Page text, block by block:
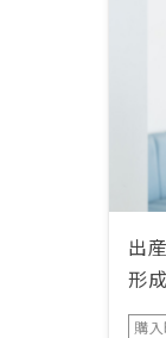
出
形
購